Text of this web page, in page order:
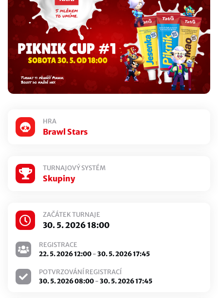
Obecná pravidla Brawl Stars
Účastníci
Skupiny
Všechny zápasy
HRA
Brawl Stars
TURNAJOVÝ SYSTÉM
Skupiny
ZAČÁTEK TURNAJE
30. 5. 2026 18:00
REGISTRACE
22. 5. 2026 12:00-30. 5. 2026 17:45
POTVRZOVÁNÍ REGISTRACÍ
30. 5. 2026 08:00-30. 5. 2026 17:45